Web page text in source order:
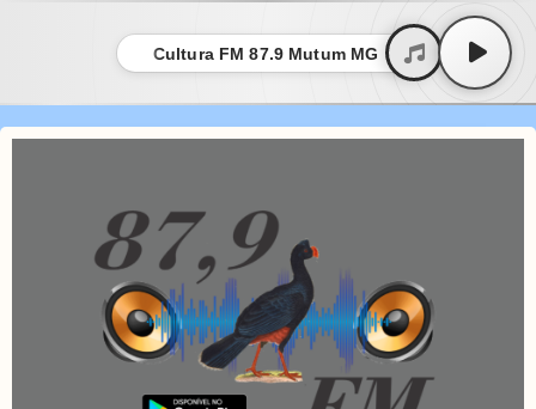
Cultura FM 87.9 Mutum MG